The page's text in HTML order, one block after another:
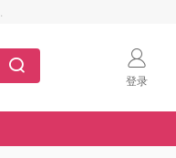
登录